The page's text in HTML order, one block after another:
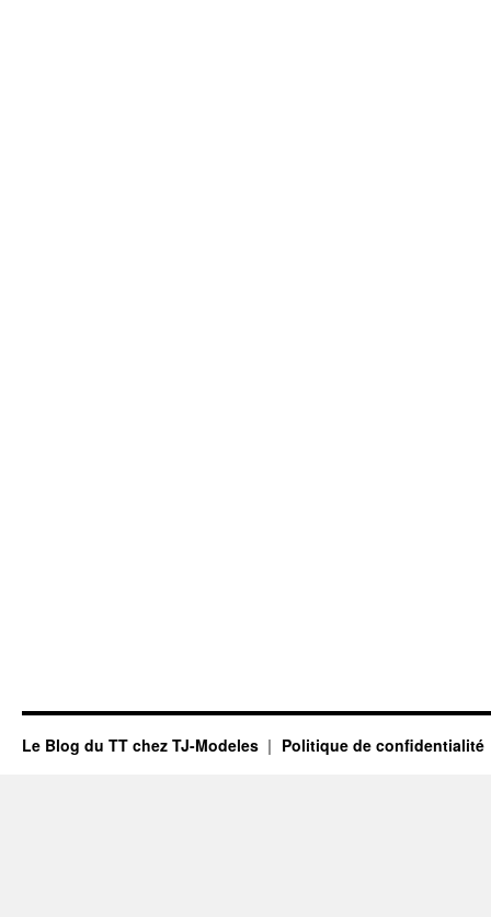
Le Blog du TT chez TJ-Modeles Politique de confidentialité